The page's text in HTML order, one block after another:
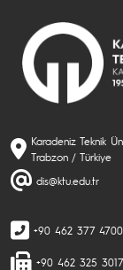
Karadeniz Teknik
Trabzon / Türkiye
dis@ktu.edu.tr
+90 462 377 4700
+90 462 325 3017